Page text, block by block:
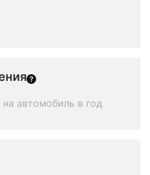
автомобиль в год